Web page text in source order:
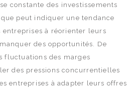
constante des investissements
peut indiquer une tendance
à réorienter leurs
des opportunités. De
fluctuations des marges
des pressions concurrentielles
entreprises à adapter leurs offres